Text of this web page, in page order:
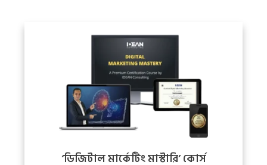
‘ডিজিটাল মার্কেটিং মাস্টারি’ কোর্স